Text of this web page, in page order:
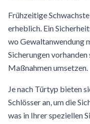
Frühzeitige
erheblich. Ein
wo Gewaltanwendung
Sicherungen
Maßnahmen umsetzen.
Je nach Türtyp bieten
Schlösser an, um die
was in Ihrer speziellen